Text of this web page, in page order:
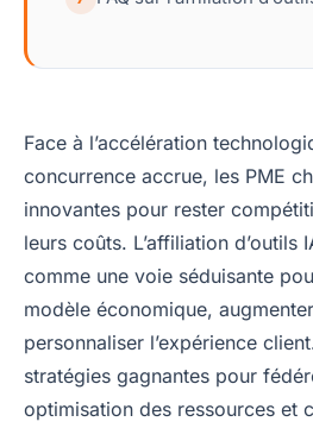
Face à l’accélération
concurrence accrue, les PME
innovantes pour rester
leurs coûts. L’affiliation d’outils
comme une voie séduisante
modèle économique,
personnaliser l’expérience
stratégies gagnantes pour
optimisation des ressources et